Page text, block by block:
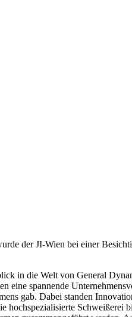
der JI-Wien bei einer
in die Welt von General
eine spannende
gab. Dabei standen
hochspezialisierte Schweißerei